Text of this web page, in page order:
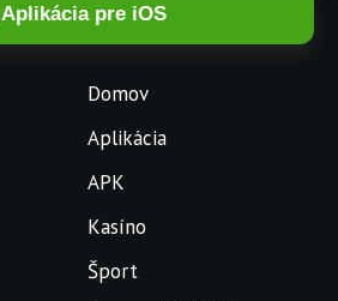
Aplikácia pre iOS
Domov
Aplikácia
APK
Kasíno
Šport